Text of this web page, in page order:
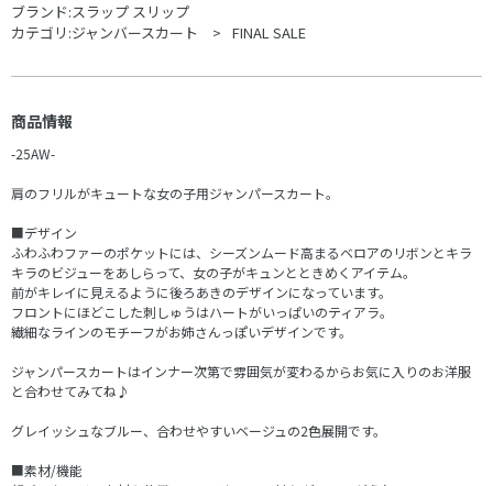
ブランド:スラップ スリップ
カテゴリ:ジャンバースカート FINAL SALE
商品情報
-25AW-
肩のフリルがキュートな女の子用ジャンパースカート。
■デザイン
ふわふわファーのポケットには、シーズンムード高まるベロアのリボンとキラ
キラのビジューをあしらって、女の子がキュンとときめくアイテム。
前がキレイに見えるように後ろあきのデザインになっています。
フロントにほどこした刺しゅうはハートがいっぱいのティアラ。
繊細なラインのモチーフがお姉さんっぽいデザインです。
ジャンパースカートはインナー次第で雰囲気が変わるからお気に入りのお洋服
と合わせてみてね♪
グレイッシュなブルー、合わせやすいベージュの2色展開です。
■素材/機能